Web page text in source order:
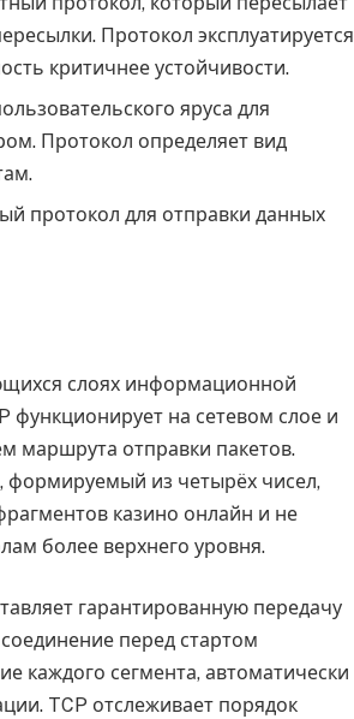
Протокол эксплуатируется
критичнее устойчивости.
яруса для
Протокол определяет вид
протокол для отправки данных
слоях информационной
функционирует на сетевом слое и
маршрута отправки пакетов.
формируемый из четырёх чисел,
казино онлайн и не
более верхнего уровня.
гарантированную передачу
перед стартом
каждого сегмента, автоматически
TCP отслеживает порядок